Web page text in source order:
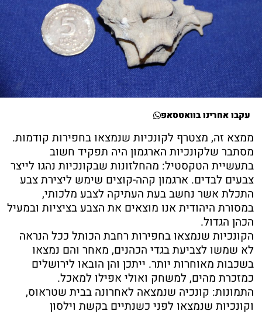
עקבו אחרינו בוואטסאפ
ממצא זה, מצטרף לקונכיות שנמצאו בחפירות קודמות.
מסתבר שלקונכיות הארגמון היה תפקיד חשוב
בתעשיית הטקסטיל: מהחלזונות שבקונכיות נהגו לייצר
צבעים לבדים. ארגמון קהה-קוצים שימש ליצירת צבע
התכלת אשר נחשב בעת העתיקה לצבע מלכותי,
במסורת היהודית אנו מוצאים את הצבע בציציות ובמעיל
הכהן הגדול.
הקונכיות שנמצאו בחפירות רחבת הכותל ככל הנראה
לא שמשו לצביעת בגדי הכהנים, מאחר והם נמצאו
בשכבות מאוחרות יותר. ייתכן והן הובאו לירושלים
כמזכרת מהים, למשחק ואולי אפילו למאכל.
התמונות: קונכיה שנמצאה לאחרונה בבית שטראוס,
וקונכיות שנמצאו לפני כשנתיים בקשת וילסון